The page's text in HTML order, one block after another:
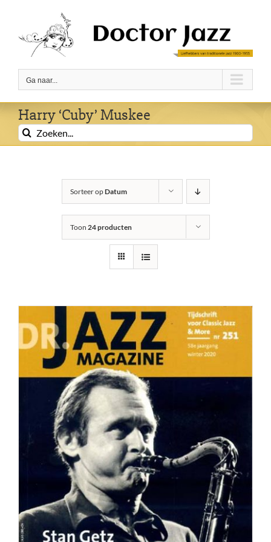
inhoud
Ga naar...
Harry ‘Cuby’ Muskee
Zoeken
naar:
Sorteer opDatum
Toon 24 producten